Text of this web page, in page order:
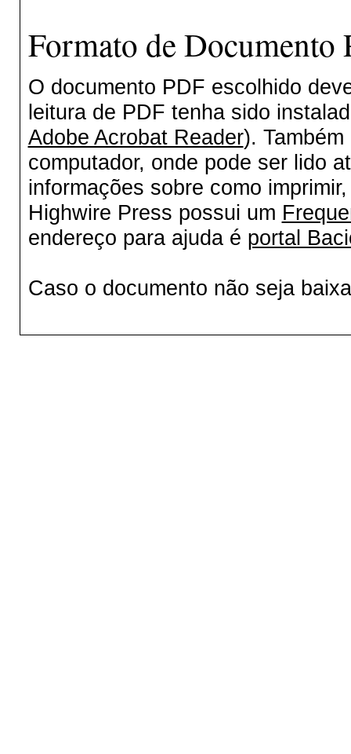
Formato de
O documento PDF escolhido
leitura de PDF tenha sido
Adobe Acrobat Reader).
computador, onde pode ser lido
informações sobre como
Highwire Press possui um
endereço para ajuda é portal
Caso o documento não seja